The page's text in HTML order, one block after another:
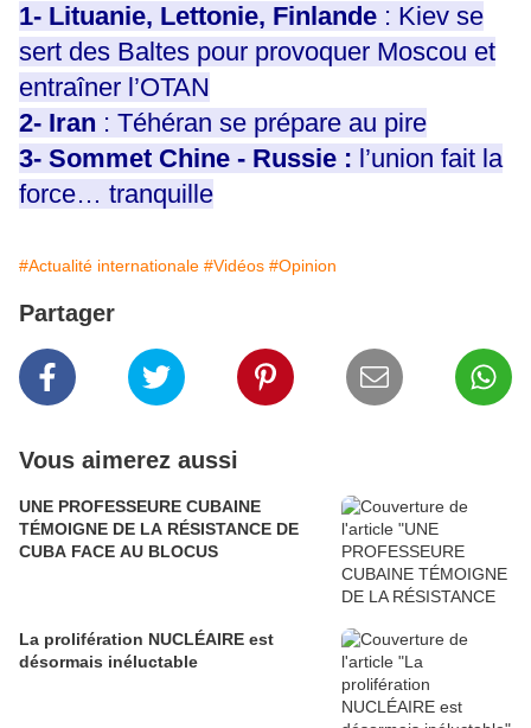
1- Lituanie, Lettonie, Finlande : Kiev se
sert des Baltes pour provoquer Moscou et
entraîner l’OTAN
2- Iran : Téhéran se prépare au pire
3- Sommet Chine - Russie : l’union fait la
force… tranquille
#Actualité internationale #Vidéos #Opinion
Partager
Vous aimerez aussi
UNE PROFESSEURE CUBAINE
TÉMOIGNE DE LA RÉSISTANCE DE
CUBA FACE AU BLOCUS
La prolifération NUCLÉAIRE est
désormais inéluctable